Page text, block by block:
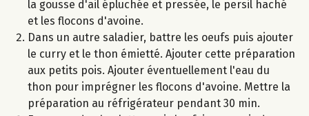
la gousse d'ail épluchée et pressée, le persil haché
et les flocons d'avoine.
Dans un autre saladier, battre les oeufs puis ajouter
le curry et le thon émietté. Ajouter cette préparation
aux petits pois. Ajouter éventuellement l'eau du
thon pour imprégner les flocons d'avoine. Mettre la
préparation au réfrigérateur pendant 30 min.